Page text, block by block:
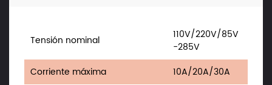
Tensión nominal
110V/220V/85V
-285V
Corriente máxima
10A/20A/30A